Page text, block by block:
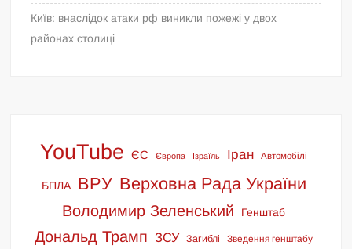
Київ: внаслідок атаки рф виникли пожежі у двох
районах столиці
YouTube ЄС Європа Ізраїль Іран Автомобілі
БПЛА ВРУ Верховна Рада України
Володимир Зеленський Генштаб
Дональд Трамп ЗСУ Загиблі Зведення генштабу